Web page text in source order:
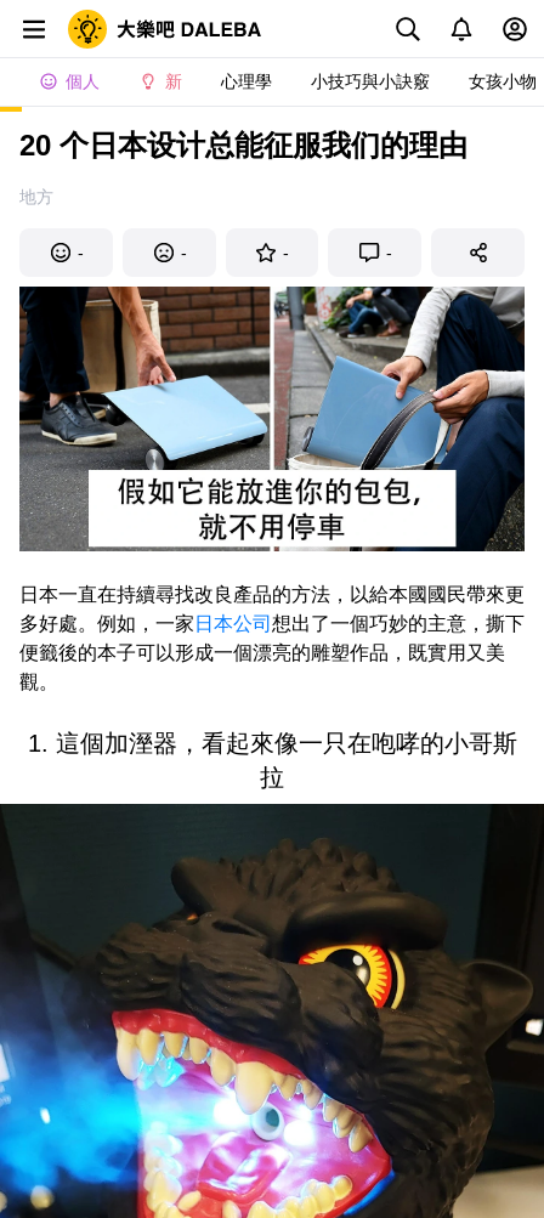
個人 新 心理學 小技巧與小訣竅 女孩小物
20 个日本设计总能征服我们的理由
地方
- - - -
日本一直在持續尋找改良產品的方法，以給本國國民帶來更
多好處。例如，一家 日本公司 想出了一個巧妙的主意，撕下
便籤後的本子可以形成一個漂亮的雕塑作品，既實用又美
觀。
1. 這個加溼器，看起來像一只在咆哮的小哥斯
拉